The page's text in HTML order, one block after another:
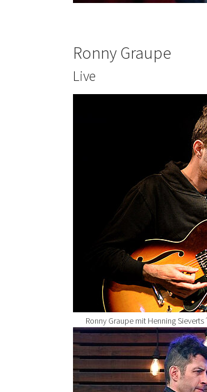
Ronny Graupe
Live
Ronny Graupe mit Henning
Show larger version for: